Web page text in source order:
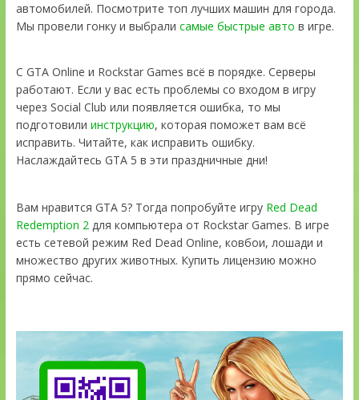
автомобилей. Посмотрите топ лучших машин для города.
Мы провели гонку и выбрали самые быстрые авто в игре.
С GTA Online и Rockstar Games всё в порядке. Серверы
работают. Если у вас есть проблемы со входом в игру
через Social Club или появляется ошибка, то мы
подготовили инструкцию, которая поможет вам всё
исправить. Читайте, как исправить ошибку.
Наслаждайтесь GTA 5 в эти праздничные дни!
Вам нравится GTA 5? Тогда попробуйте игру Red Dead
Redemption 2для компьютера от Rockstar Games. В игре
есть сетевой режим Red Dead Online, ковбои, лошади и
множество других животных. Купить лицензию можно
прямо сейчас.